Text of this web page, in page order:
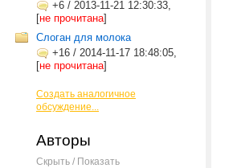
+6 / 2013-11-21 12:30:33,
[не прочитана]
Слоган для молока
+16 / 2014-11-17 18:48:05,
[не прочитана]
Создать аналогичное
обсуждение...
Авторы
Скрыть / Показать